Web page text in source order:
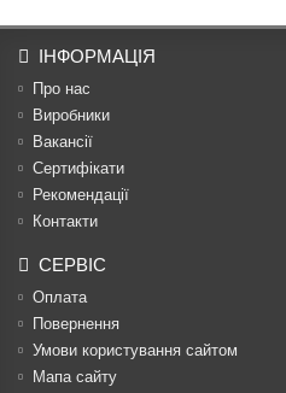
ІНФОРМАЦІЯ
Про нас
Виробники
Вакансії
Сертифікати
Рекомендації
Контакти
СЕРВІС
Оплата
Повернення
Умови користування сайтом
Мапа сайту